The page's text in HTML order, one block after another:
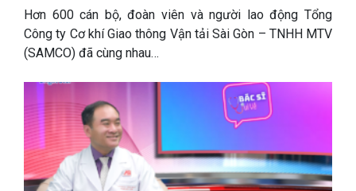
Hơn 600 cán bộ, đoàn viên và người lao động Tổng
Công ty Cơ khí Giao thông Vận tải Sài Gòn – TNHH MTV
(SAMCO) đã cùng nhau…